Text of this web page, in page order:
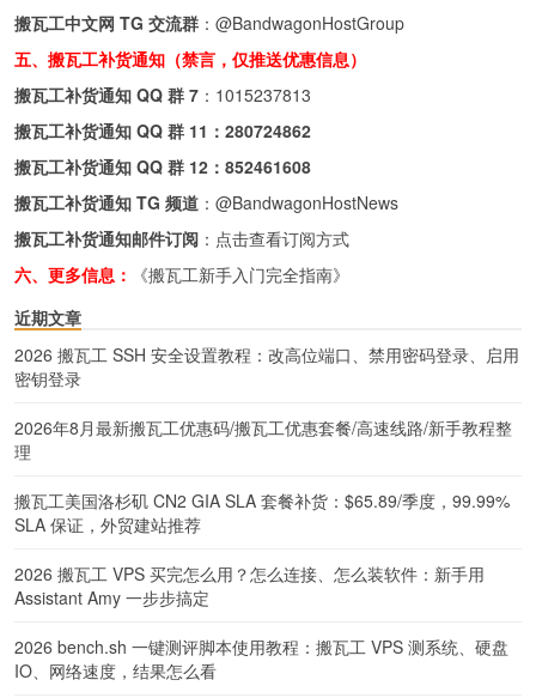
搬瓦工中文网 TG 交流群 ： @BandwagonHostGroup
五、搬瓦工补货通知（禁言，仅推送优惠信息）
搬瓦工补货通知 QQ 群 7 ： 1015237813
搬瓦工补货通知 QQ 群 11： 280724862
搬瓦工补货通知 QQ 群 12： 852461608
搬瓦工补货通知 TG 频道 ： @BandwagonHostNews
搬瓦工补货通知邮件订阅 ： 点击查看订阅方式
六、更多信息：
《搬瓦工新手入门完全指南》
近期文章
2026 搬瓦工 SSH 安全设置教程：改高位端口、禁用密码登录、启用
密钥登录
2026年8月最新搬瓦工优惠码/搬瓦工优惠套餐/高速线路/新手教程整
理
搬瓦工美国洛杉矶 CN2 GIA SLA 套餐补货：$65.89/季度，99.99%
SLA 保证，外贸建站推荐
2026 搬瓦工 VPS 买完怎么用？怎么连接、怎么装软件：新手用
Assistant Amy 一步步搞定
2026 bench.sh 一键测评脚本使用教程：搬瓦工 VPS 测系统、硬盘
IO、网络速度，结果怎么看